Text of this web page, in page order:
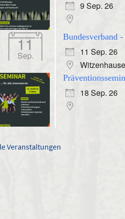
9 Sep. 26
11
Sep.
Bundesverband
11 Sep. 26
18 Sep. 26
Veranstaltungen